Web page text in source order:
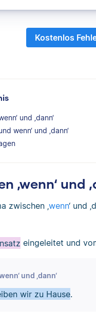
Kostenlos
und ‚dann‘
wenn‘ und ‚dann‘
‚wenn‘ und
zwischen ‚wenn‘ und
eingeleitet und
und ‚dann‘
wir zu Hause.